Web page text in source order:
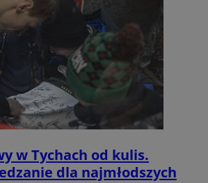
w Tychach od kulis.
dla najmłodszych